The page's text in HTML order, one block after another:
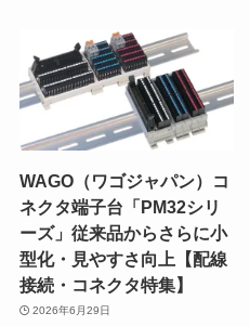
WAGO（ワゴジャパン）コ
ネクタ端子台「PM32シリ
ーズ」従来品からさらに小
型化・見やすさ向上【配線
接続・コネクタ特集】
2026年6月29日